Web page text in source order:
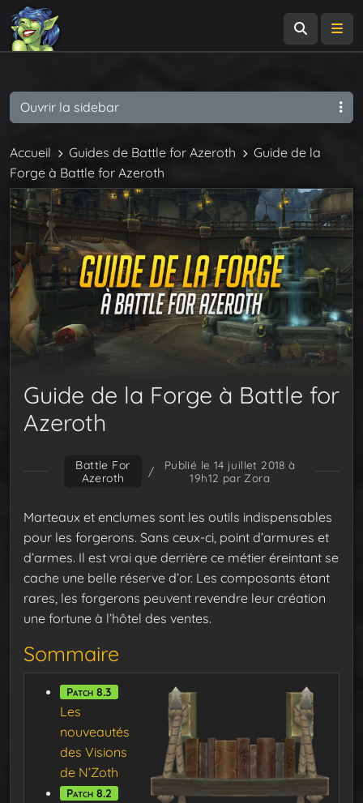
Accueil Guides de Battle for Azeroth
Guide de la
Forge à Battle for Azeroth
Guide de la Forge à Battle for
Azeroth
Battle For
Azeroth
/
Publié le 14 juillet 2018 à
19h12 par Zora
Marteaux et enclumes sont les outils indispensables
pour les forgerons. Sans ceux-ci, point d’armures et
d’armes. Il est vrai que derrière ce métier éreintant se
cache une belle réserve d’or. Les composants étant
rares, les forgerons peuvent revendre leur création
une fortune à l’hôtel des ventes.
Sommaire
Patch 8.3
Les
nouveautés
des Visions
de N’Zoth
Patch 8.2
Ouvrir la sidebar